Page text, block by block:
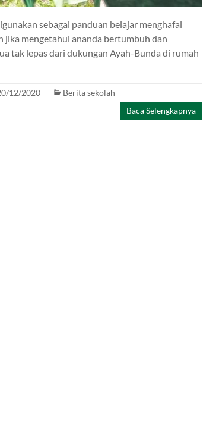
sebagai panduan belajar menghafal
jika mengetahui ananda bertumbuh dan
tak lepas dari dukungan Ayah-Bunda di rumah
12/2020
Berita sekolah
Baca Selengkapnya